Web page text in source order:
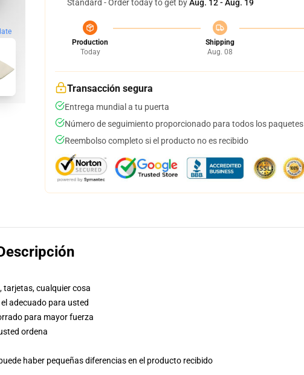
Standard - Order today to get byAug. 12 - Aug. 19
Production
Today
Shipping
Aug. 08
Transacción segura
Entrega mundial a tu puerta
Número de seguimiento proporcionado para todos los paquetes
Reembolso completo si el producto no es recibido
tarjetas, cualquier cosa
adecuado para usted
para mayor fuerza
ordena
haber pequeñas diferencias en el producto recibido